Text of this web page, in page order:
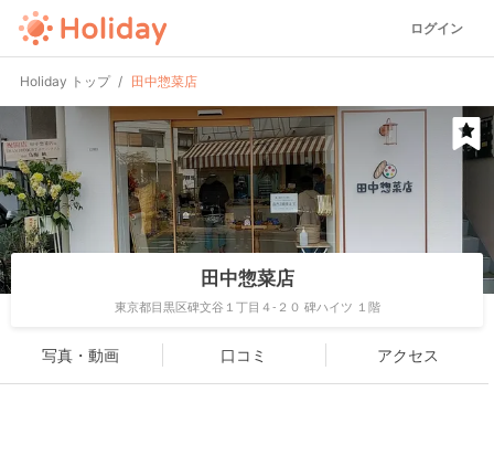
ログイン
Holiday トップ 田中惣菜店
田中惣菜店
東京都目黒区碑文谷１丁目４-２０ 碑ハイツ １階
写真・動画 口コミ アクセス